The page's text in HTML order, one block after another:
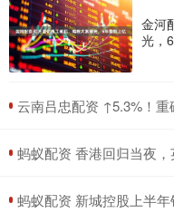
金河
光，
云南吕忠配资 ↑5.3%！重
蚂蚁配资 香港回归当夜，英国在交接仪式上
蚂蚁配资 新城控股上半年销售金额大